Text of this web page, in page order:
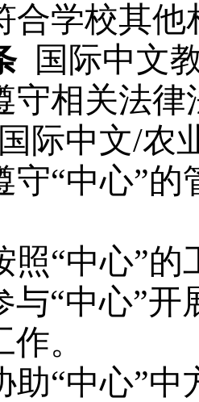
合学校其
国际中文
守相关法
际中文/农
守“中心”的
照“中心”的
与“中心”开
。
助“中心”中